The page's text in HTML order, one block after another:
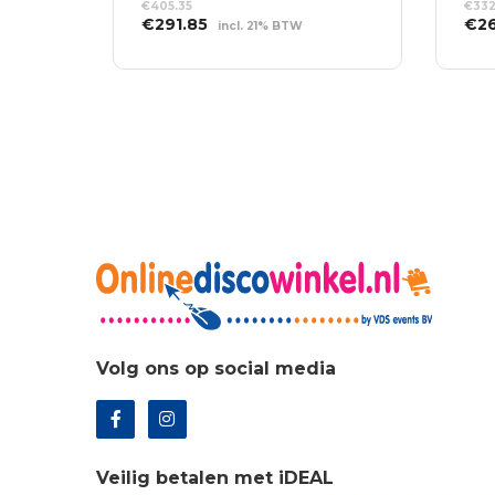
€405.35
Oorspronkelijke
was:
€291.85Huidige
is:
incl. 21% BTW
WINKELWAGEN
€
€
Volg ons op social media
Veilig betalen met iDEAL